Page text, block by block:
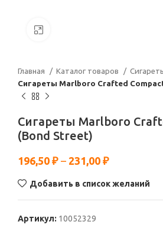
Главная Каталог товаров
Сигареты Marlboro Crafted
Сигареты Marlboro
(Bond Street)
196,50 ₽ – 231,00 ₽
Добавить в список желаний
Артикул: 10052329